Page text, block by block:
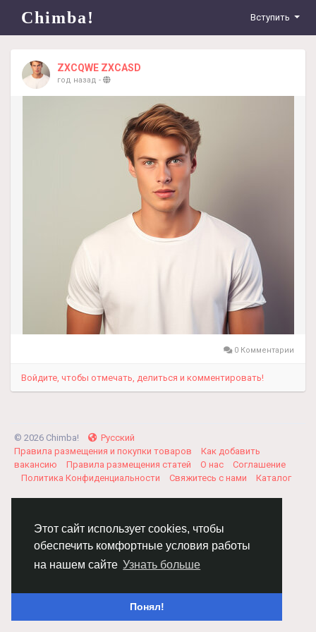
Этот сайт использует cookies, чтобы
обеспечить комфортные условия работы
на нашем сайте Узнать больше
Понял!
Chimba! Вступить
ZXCQWE ZXCASD
год назад -
0 Комментарии
Войдите, чтобы отмечать, делиться и комментировать!
© 2026 Chimba!
Русский
Правила размещения и покупки товаров
Как добавить
вакансию
Правила размещения статей О нас
Соглашение
Политика Конфиденциальности
Свяжитесь с нами Каталог